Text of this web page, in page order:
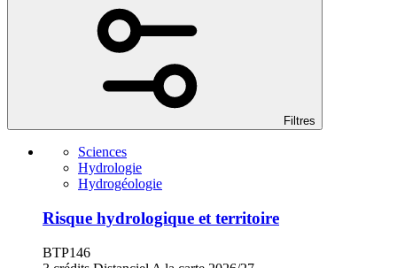
Filtres
Sciences
Hydrologie
Hydrogéologie
Risque hydrologique et territoire
BTP146